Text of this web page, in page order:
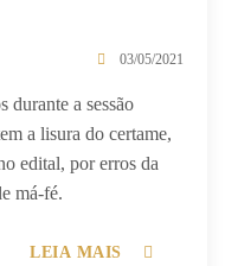
03/05/2021
durante a sessão
a lisura do certame,
edital, por erros da
má-fé.
LEIA MAIS